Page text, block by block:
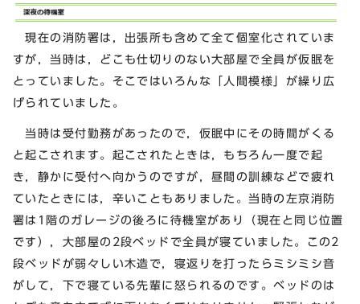
現在の消防署は，出張所も含めて全て個室化されていま
すが，当時は，どこも仕切りのない大部屋で全員が仮眠を
とっていました。そこではいろんな「人間模様」が繰り広
げられていました。
当時は受付勤務があったので，仮眠中にその時間がくる
と起こされます。起こされたときは，もちろん一度で起
き，静かに受付へ向かうのですが，昼間の訓練などで疲れ
ていたときには，辛いこともありました。当時の左京消防
署は1階のガレージの後ろに待機室があり（現在と同じ位置
です），大部屋の2段ベッドで全員が寝ていました。この2
段ベッドが弱々しい木造で，寝返りを打ったらミシミシ音
がして，下で寝ている先輩に怒られるのです。ベッドのは